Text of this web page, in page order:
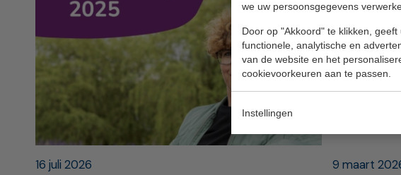
we uw persoonsgegevens
Door op "Akkoord" te klikken,
functionele, analytische en
van de website en het
cookievoorkeuren aan te passen.
Instellingen
16 juli 2026 9 maart